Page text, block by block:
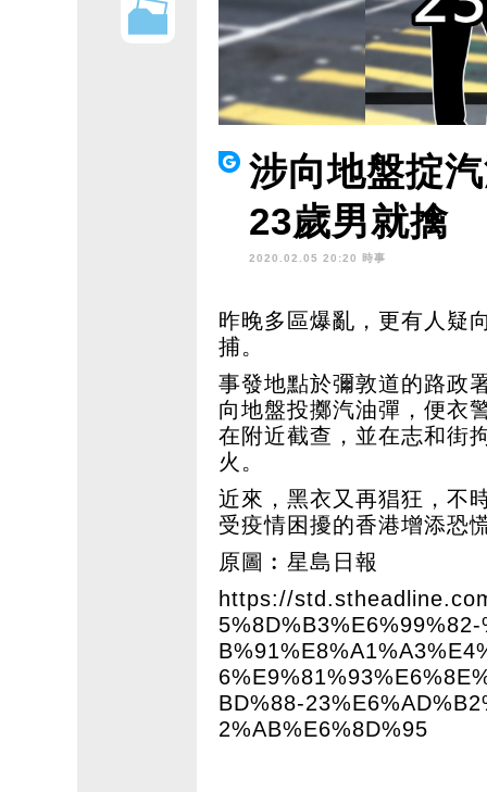
涉向地盤掟
23歲男就擒
2020.02.05 20:20 時事
昨晚多區爆亂，更有人疑
捕。
事發地點於彌敦道的路政
向地盤投擲汽油彈，便衣
在附近截查，並在志和街
火。
近來，黑衣又再猖狂，不
受疫情困擾的香港增添恐
原圖︰星島日報
https://
BD%88-
2%AB%E6%8D%95